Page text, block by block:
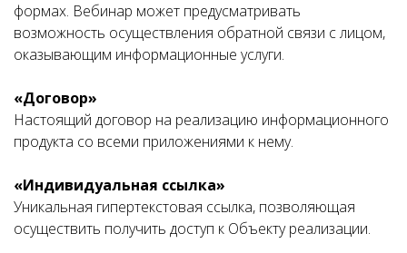
формах. Вебинар может предусматривать
возможность осуществления обратной связи с лицом,
оказывающим информационные услуги.
«Договор»
Настоящий договор на реализацию информационного
продукта со всеми приложениями к нему.
«Индивидуальная ссылка»
Уникальная гипертекстовая ссылка, позволяющая
осуществить получить доступ к Объекту реализации.